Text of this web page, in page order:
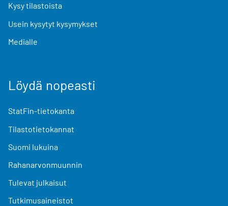
Kysy tilastoista
Usein kysytyt kysymykset
Medialle
Löydä nopeasti
StatFin-tietokanta
Tilastotietokannat
Suomi lukuina
Rahanarvonmuunnin
Tulevat julkaisut
Tutkimusaineistot